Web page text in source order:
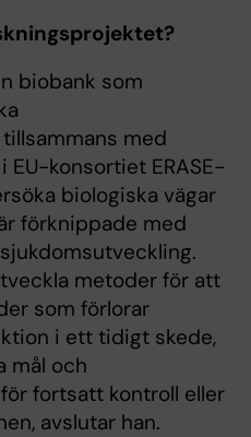
biobank som
med
konsortiet ERASE-
biologiska vägar
förknippade med
metoder för att
som förlorar
i ett tidigt skede,
mål och
fortsatt kontroll eller
avslutar han.